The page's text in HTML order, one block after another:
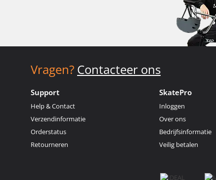
Vragen? Contacteer ons
Support
Help & Contact
Verzendinformatie
Orderstatus
Retourneren
SkatePro
Inloggen
Over ons
Bedrijfsinformatie
Veilig betalen